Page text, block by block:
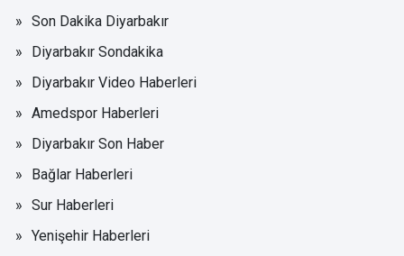
Son Dakika Diyarbakır
Diyarbakır Sondakika
Diyarbakır Video Haberleri
Amedspor Haberleri
Diyarbakır Son Haber
Bağlar Haberleri
Sur Haberleri
Yenişehir Haberleri